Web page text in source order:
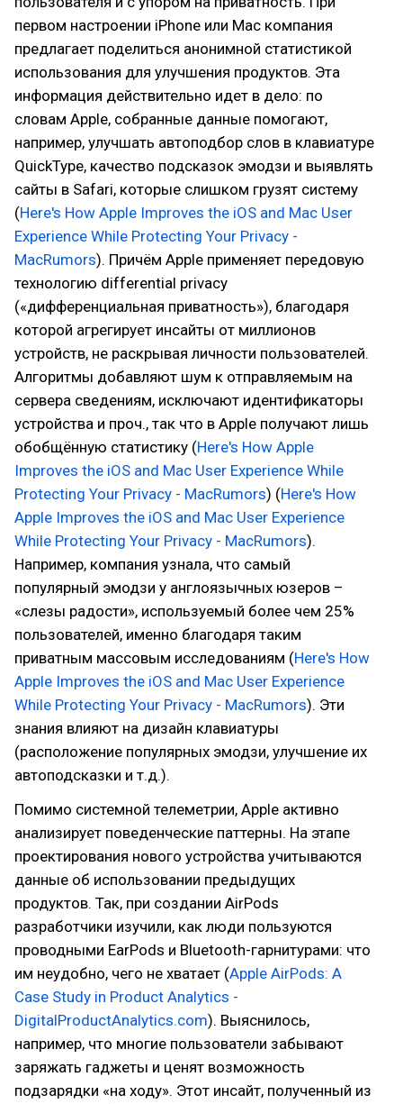
первом настроении iPhone или Mac компания
предлагает поделиться анонимной статистикой
использования для улучшения продуктов. Эта
информация действительно идет в дело: по
словам Apple, собранные данные помогают,
например, улучшать автоподбор слов в клавиатуре
QuickType, качество подсказок эмодзи и выявлять
сайты в Safari, которые слишком грузят систему
(Here's How Apple Improves the iOS and Mac User
Experience While Protecting Your Privacy -
MacRumors). Причём Apple применяет передовую
технологию differential privacy
(«дифференциальная приватность»), благодаря
которой агрегирует инсайты от миллионов
устройств, не раскрывая личности пользователей.
Алгоритмы добавляют шум к отправляемым на
сервера сведениям, исключают идентификаторы
устройства и проч., так что в Apple получают лишь
обобщённую статистику (Here's How Apple
Improves the iOS and Mac User Experience While
Protecting Your Privacy - MacRumors) (Here's How
Apple Improves the iOS and Mac User Experience
While Protecting Your Privacy - MacRumors).
Например, компания узнала, что самый
популярный эмодзи у англоязычных юзеров –
«слезы радости», используемый более чем 25%
пользователей, именно благодаря таким
приватным массовым исследованиям (Here's How
Apple Improves the iOS and Mac User Experience
While Protecting Your Privacy - MacRumors). Эти
знания влияют на дизайн клавиатуры
(расположение популярных эмодзи, улучшение их
автоподсказки и т.д.).
Помимо системной телеметрии, Apple активно
анализирует поведенческие паттерны. На этапе
проектирования нового устройства учитываются
данные об использовании предыдущих
продуктов. Так, при создании AirPods
разработчики изучили, как люди пользуются
проводными EarPods и Bluetooth-гарнитурами: что
им неудобно, чего не хватает (Apple AirPods: A
Case Study in Product Analytics -
DigitalProductAnalytics.com). Выяснилось,
например, что многие пользователи забывают
заряжать гаджеты и ценят возможность
подзарядки «на ходу». Этот инсайт, полученный из